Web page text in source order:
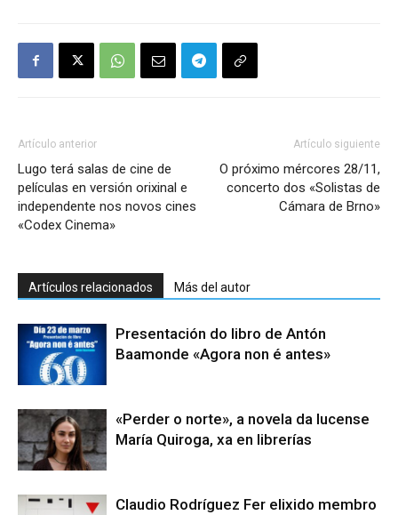
Artículo anterior
Lugo terá salas de cine de
películas en versión orixinal e
independente nos novos cines
«Codex Cinema»
Artículo siguiente
O próximo mércores 28/11,
concerto dos «Solistas de
Cámara de Brno»
Artículos relacionados Más del autor
Presentación do libro de Antón
Baamonde «Agora non é antes»
«Perder o norte», a novela da lucense
María Quiroga, xa en librerías
Claudio Rodríguez Fer elixido membro